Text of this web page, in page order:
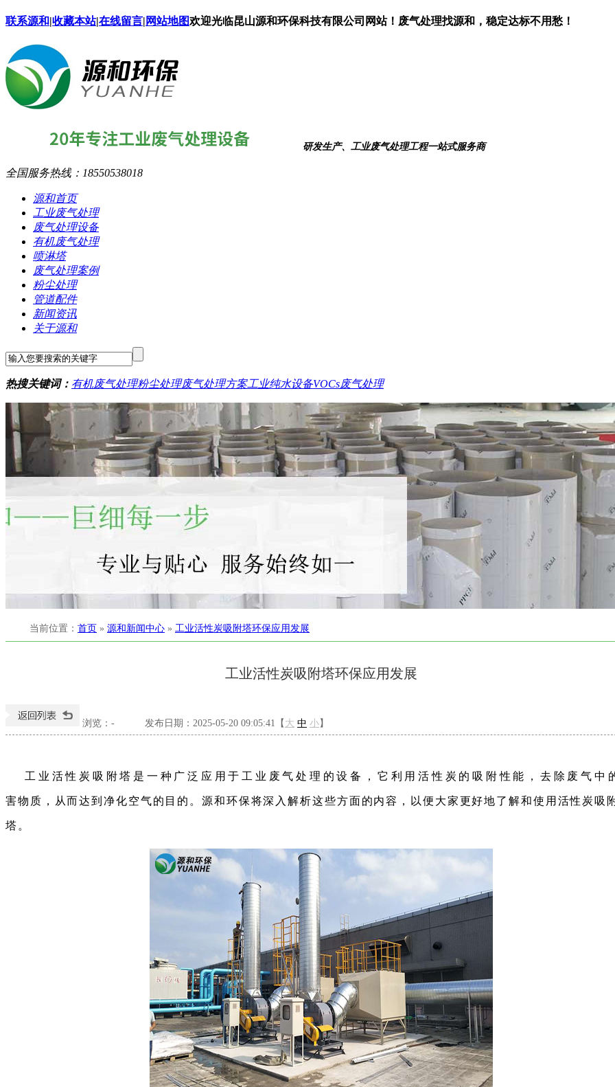
联系源和|收藏本站|在线留言| 网站地图欢迎光临昆山源和环保科技有限公司网站！废气处理找源和，稳定达标不用愁！
研发生产、工业废气处理工程一站式服务商
全国服务热线： 18550538018
源和首页
工业废气处理
废气处理设备
有机废气处理
喷淋塔
废气处理案例
粉尘处理
管道配件
新闻资讯
关于源和
热搜关键词： 有机废气处理粉尘处理废气处理方案工业纯水设备VOCs废气处理
当前位置 ： 首页 » 源和新闻中心 » 工业活性炭吸附塔环保应用发展
工业活性炭吸附塔环保应用发展
浏览： - 发布日期：2025-05-20 09:05:41【 大 中 小】
工业活性炭吸附塔是一种广泛应用于工业废气处理的设备，它利用活性炭的吸附性能，去除废气中
害物质，从而达到净化空气的目的。源和环保将深入解析这些方面的内容，以便大家更好地了解和使用活性炭吸
塔。